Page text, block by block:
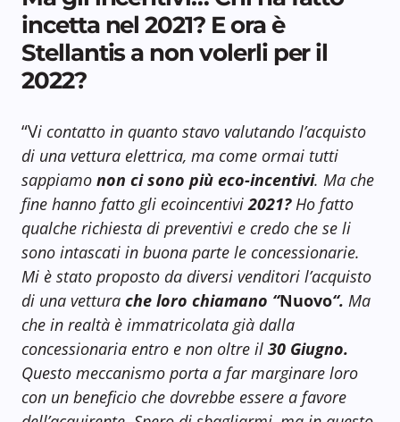
incetta nel 2021? E ora è
Stellantis a non volerli per il
2022?
“Vi contatto in quanto stavo valutando l’acquisto
di una vettura elettrica, ma come ormai tutti
sappiamo non ci sono più eco-incentivi. Ma che
fine hanno fatto gli ecoincentivi2021?Ho fatto
qualche richiesta di preventivi e credo che se li
sono intascati in buona parte le concessionarie.
Mi è stato proposto da diversi venditori l’acquisto
di una vettura che loro chiamano “Nuovo“. Ma
che in realtà è immatricolata già dalla
concessionaria entro e non oltre il 30 Giugno.
Questo meccanismo porta a far marginare loro
con un beneficio che dovrebbe essere a favore